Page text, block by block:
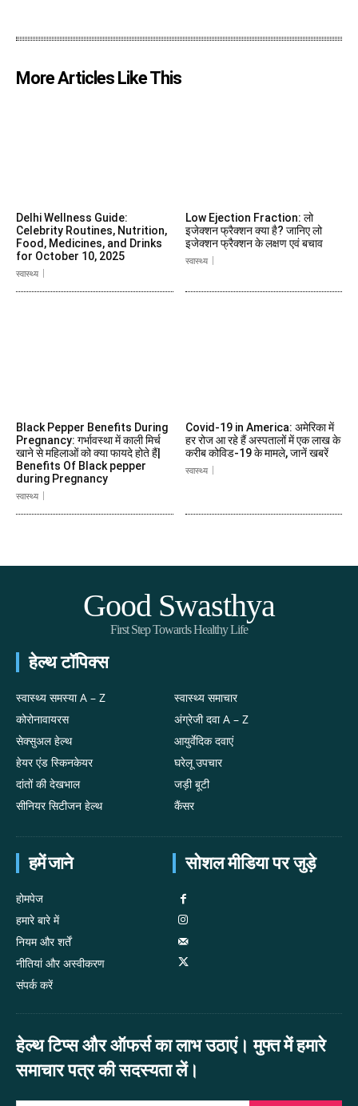
More Articles Like This
Delhi Wellness Guide:
Celebrity Routines, Nutrition,
Food, Medicines, and Drinks
for October 10, 2025
स्वास्थ्य
Low Ejection Fraction: लो
इजेक्शन फ्रैक्शन क्या है? जानिए लो
इजेक्शन फ्रैक्शन के लक्षण एवं बचाव
स्वास्थ्य
Black Pepper Benefits During
Pregnancy: गर्भावस्था में काली मिर्च
खाने से महिलाओं को क्या फायदे होते हैं|
Benefits Of Black pepper
during Pregnancy
स्वास्थ्य
Covid-19 in America: अमेरिका में
हर रोज आ रहे हैं अस्पतालों में एक लाख के
करीब कोविड-19 के मामले, जानें खबरें
स्वास्थ्य
Good Swasthya
First Step Towards Healthy Life
हेल्थ टॉपिक्स
स्वास्थ्य समस्या A – Z
कोरोनावायरस
सेक्सुअल हेल्थ
हेयर एंड स्किनकेयर
दांतों की देखभाल
सीनियर सिटीजन हेल्थ
स्वास्थ्य समाचार
अंग्रेजी दवा A – Z
आयुर्वेदिक दवाएं
घरेलू उपचार
जड़ी बूटी
कैंसर
हमें जाने
होमपेज
हमारे बारे में
नियम और शर्तें
नीतियां और अस्वीकरण
संपर्क करें
सोशल मीडिया पर जुड़े
हेल्थ टिप्स और ऑफर्स का लाभ उठाएं। मुफ्त में हमारे
समाचार पत्र की सदस्यता लें।